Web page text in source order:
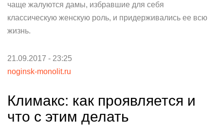
чаще жалуются дамы, избравшие для себя
классическую женскую роль, и придерживались ее всю
жизнь.
21.09.2017 - 23:25
noginsk-monolit.ru
Климакс: как проявляется и
что с этим делать